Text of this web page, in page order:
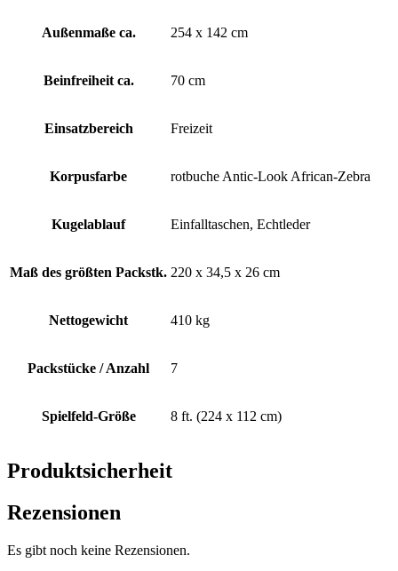
Außenmaße ca. 254 x 142 cm
Beinfreiheit ca. 70 cm
Einsatzbereich Freizeit
Korpusfarbe rotbuche Antic-Look African-Zebra
Kugelablauf Einfalltaschen, Echtleder
Maß des größten Packstk. 220 x 34,5 x 26 cm
Nettogewicht 410 kg
Packstücke / Anzahl 7
Spielfeld-Größe 8 ft. (224 x 112 cm)
Produktsicherheit
Rezensionen
Es gibt noch keine Rezensionen.